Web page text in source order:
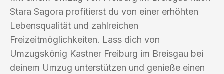
Stara Sagora profitierst du von einer erhöhten
Lebensqualität und zahlreichen
Freizeitmöglichkeiten. Lass dich von
Umzugskönig Kastner Freiburg im Breisgau bei
deinem Umzug unterstützen und genieße einen